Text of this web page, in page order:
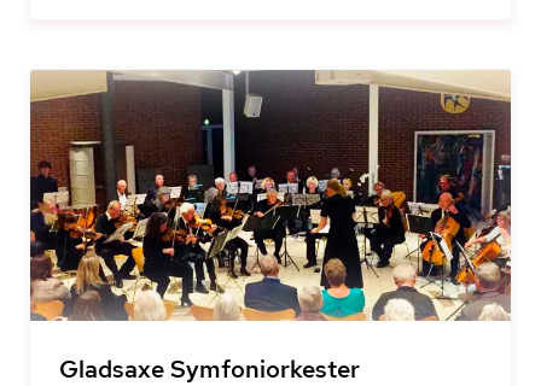
Gladsaxe Symfoniorkester